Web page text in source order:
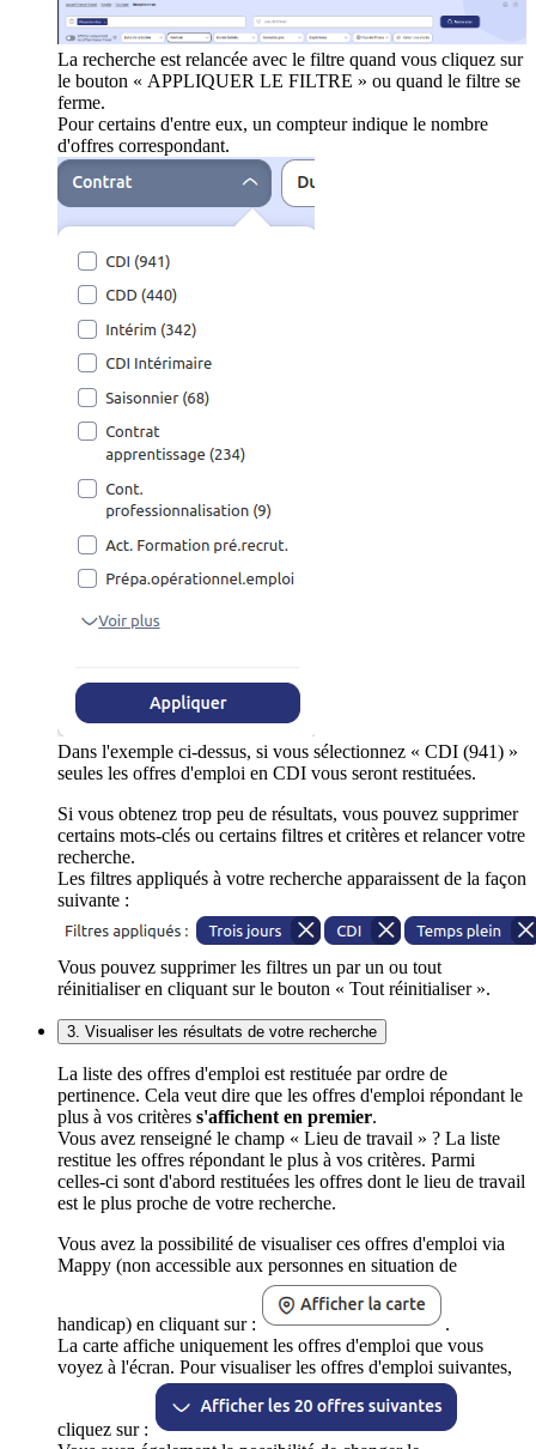
La recherche est relancée avec le filtre quand vous cliquez sur
le bouton « APPLIQUER LE FILTRE » ou quand le filtre se
ferme.
Pour certains d'entre eux, un compteur indique le nombre
d'offres correspondant.
Dans l'exemple ci-dessus, si vous sélectionnez « CDI (941) »
seules les offres d'emploi en CDI vous seront restituées.
Si vous obtenez trop peu de résultats, vous pouvez supprimer
certains mots-clés ou certains filtres et critères et relancer votre
recherche.
Les filtres appliqués à votre recherche apparaissent de la façon
suivante :
Vous pouvez supprimer les filtres un par un ou tout
réinitialiser en cliquant sur le bouton « Tout réinitialiser ».
3. Visualiser les résultats de votre recherche
La liste des offres d'emploi est restituée par ordre de
pertinence. Cela veut dire que les offres d'emploi répondant le
plus à vos critères s'affichent en premier.
Vous avez renseigné le champ « Lieu de travail » ? La liste
restitue les offres répondant le plus à vos critères. Parmi
celles-ci sont d'abord restituées les offres dont le lieu de travail
est le plus proche de votre recherche.
Vous avez la possibilité de visualiser ces offres d'emploi via
Mappy (non accessible aux personnes en situation de
handicap) en cliquant sur :
.
La carte affiche uniquement les offres d'emploi que vous
voyez à l'écran. Pour visualiser les offres d'emploi suivantes,
cliquez sur :